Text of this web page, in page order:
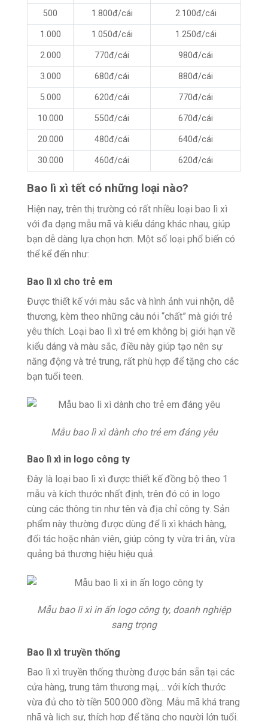
500
1.800đ/cái 2.100đ/cái
1.000 1.050đ/cái 1.250đ/cái
2.000 770đ/cái 980đ/cái
3.000 680đ/cái 880đ/cái
5.000 620đ/cái 770đ/cái
10.000 550đ/cái 670đ/cái
20.000 480đ/cái 640đ/cái
30.000 460đ/cái 620đ/cái
Bao lì xì tết có những loại nào?
Hiện nay, trên thị trường có rất nhiều loại bao lì xì
với đa dạng mẫu mã và kiểu dáng khác nhau, giúp
bạn dễ dàng lựa chọn hơn. Một số loại phổ biến có
thể kể đến như:
Bao lì xì cho trẻ em
Được thiết kế với màu sắc và hình ảnh vui nhộn, dễ
thương, kèm theo những câu nói “chất” mà giới trẻ
yêu thích. Loại bao lì xì trẻ em không bị giới hạn về
kiểu dáng và màu sắc, điều này giúp tạo nên sự
năng động và trẻ trung, rất phù hợp để tặng cho các
bạn tuổi teen.
Mẫu bao lì xì dành cho trẻ em đáng yêu
Bao lì xì in logo công ty
Đây là loại bao lì xì được thiết kế đồng bộ theo 1
mẫu và kích thước nhất định, trên đó có in logo
cùng các thông tin như tên và địa chỉ công ty. Sản
phẩm này thường được dùng để lì xì khách hàng,
đối tác hoặc nhân viên, giúp công ty vừa tri ân, vừa
quảng bá thương hiệu hiệu quả.
Mẫu bao lì xì in ấn logo công ty, doanh nghiệp
sang trọng
Bao lì xì truyền thống
Bao lì xì truyền thống thường được bán sẵn tại các
cửa hàng, trung tâm thương mại,… với kích thước
vừa đủ cho tờ tiền 500.000 đồng. Mẫu mã khá trang
nhã và lịch sự, thích hợp để tặng cho người lớn tuổi.